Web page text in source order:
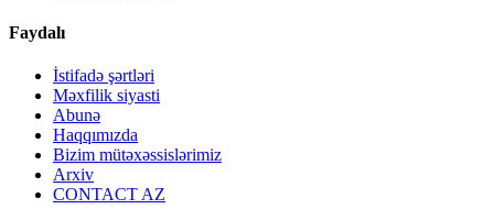
Faydalı
İstifadə şərtləri
Məxfilik siyasti
Abunə
Haqqımızda
Bizim mütəxəssislərimiz
Arxiv
CONTACT AZ